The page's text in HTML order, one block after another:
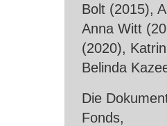
Bolt (2015),
Anna Witt
(2020),
Belinda
Die
Fonds,